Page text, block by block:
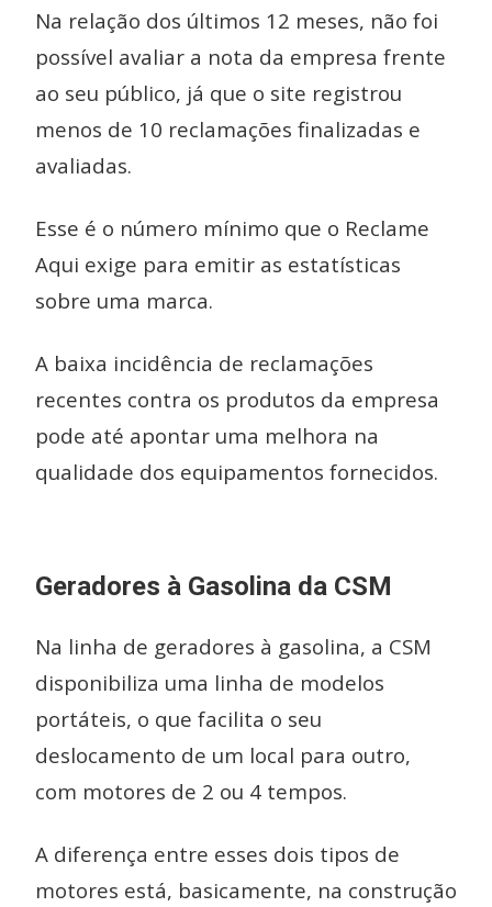
Na relação dos últimos 12 meses, não foi
possível avaliar a nota da empresa frente
ao seu público, já que o site registrou
menos de 10 reclamações finalizadas e
avaliadas.
Esse é o número mínimo que o Reclame
Aqui exige para emitir as estatísticas
sobre uma marca.
A baixa incidência de reclamações
recentes contra os produtos da empresa
pode até apontar uma melhora na
qualidade dos equipamentos fornecidos.
Geradores à Gasolina da CSM
Na linha de geradores à gasolina, a CSM
disponibiliza uma linha de modelos
portáteis, o que facilita o seu
deslocamento de um local para outro,
com motores de 2 ou 4 tempos.
A diferença entre esses dois tipos de
motores está, basicamente, na construção